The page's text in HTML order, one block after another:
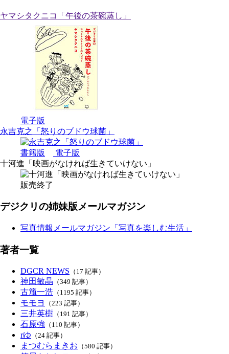
ヤマシタクニコ「午後の茶碗蒸し」
電子版
永吉克之「怒りのブドウ球菌」
書籍版
電子版
十河進「映画がなければ生きていけない」
販売終了
デジクリの姉妹版メールマガジン
写真情報メールマガジン「写真を楽しむ生活」
著者一覧
DGCR NEWS （17 記事）
神田敏晶 （349 記事）
古籏一浩 （1195 記事）
モモヨ （223 記事）
三井英樹 （191 記事）
石原強 （110 記事）
rゆ （24 記事）
まつむらまきお （580 記事）